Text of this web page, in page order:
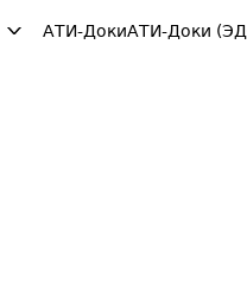
АТИ-ДокиАТИ-Доки